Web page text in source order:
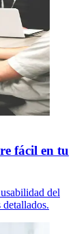
fácil en tu
del